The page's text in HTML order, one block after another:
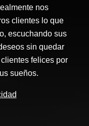
nos
clientes lo que
escuchando sus
sin quedar
felices por
sueños.